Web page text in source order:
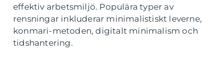
effektiv arbetsmiljö. Populära typer av
rensningar inkluderar minimalistiskt leverne,
konmari-metoden, digitalt minimalism och
tidshantering.